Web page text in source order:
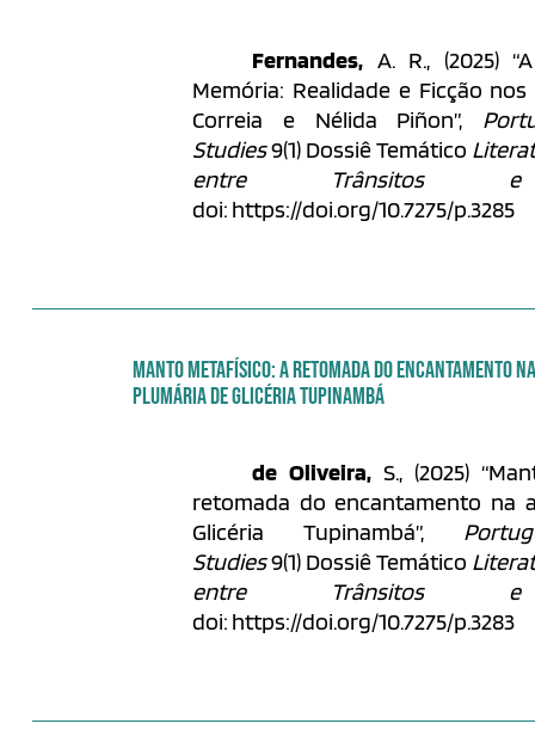
Fernandes, A. R., (2025)
Memória: Realidade e Ficção
Correia e Nélida Piñon”,
Studies9(1) Dossiê Temático
entre Trânsitos e
doi: https://doi.org/10.7275/p.3285
MANTO METAFÍSICO: A RETOMADA DO ENCANTAMENTO
PLUMÁRIA DE GLICÉRIA TUPINAMBÁ
de Oliveira, S., (2025)
retomada do encantamento na
Glicéria Tupinambá”,
Studies9(1) Dossiê Temático
entre Trânsitos e
doi: https://doi.org/10.7275/p.3283